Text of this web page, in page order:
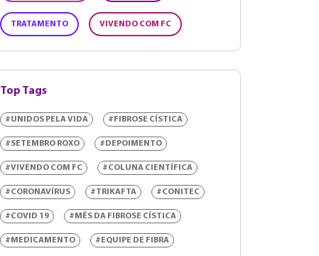
TRATAMENTO VIVENDO COM FC
Top Tags
#UNIDOS PELA VIDA #FIBROSE CÍSTICA
#SETEMBRO ROXO #DEPOIMENTO
#VIVENDO COM FC #COLUNA CIENTÍFICA
#CORONAVÍRUS #TRIKAFTA #CONITEC
#COVID 19 #MÊS DA FIBROSE CÍSTICA
#MEDICAMENTO #EQUIPE DE FIBRA